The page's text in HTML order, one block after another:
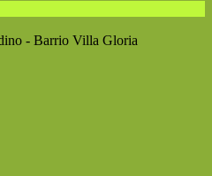
- Barrio Villa Gloria